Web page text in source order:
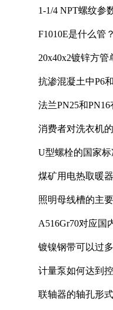
1-1/4 NPT螺纹参
F1010E是什么管
20x40x2镀锌方
抗渗混凝土中P6
法兰PN25和PN16
消费者对洗衣机
U型螺栓的国家标
煤矿用电热取暖
照明母线槽的主
A516Gr70对应国
镀镍钢带可以过
计量泵如何达到
联轴器的轴孔形